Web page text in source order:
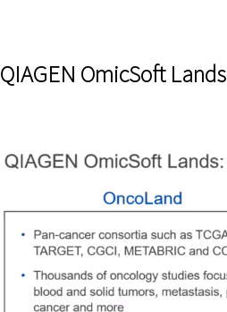
QIAGEN OmicSoft Lands